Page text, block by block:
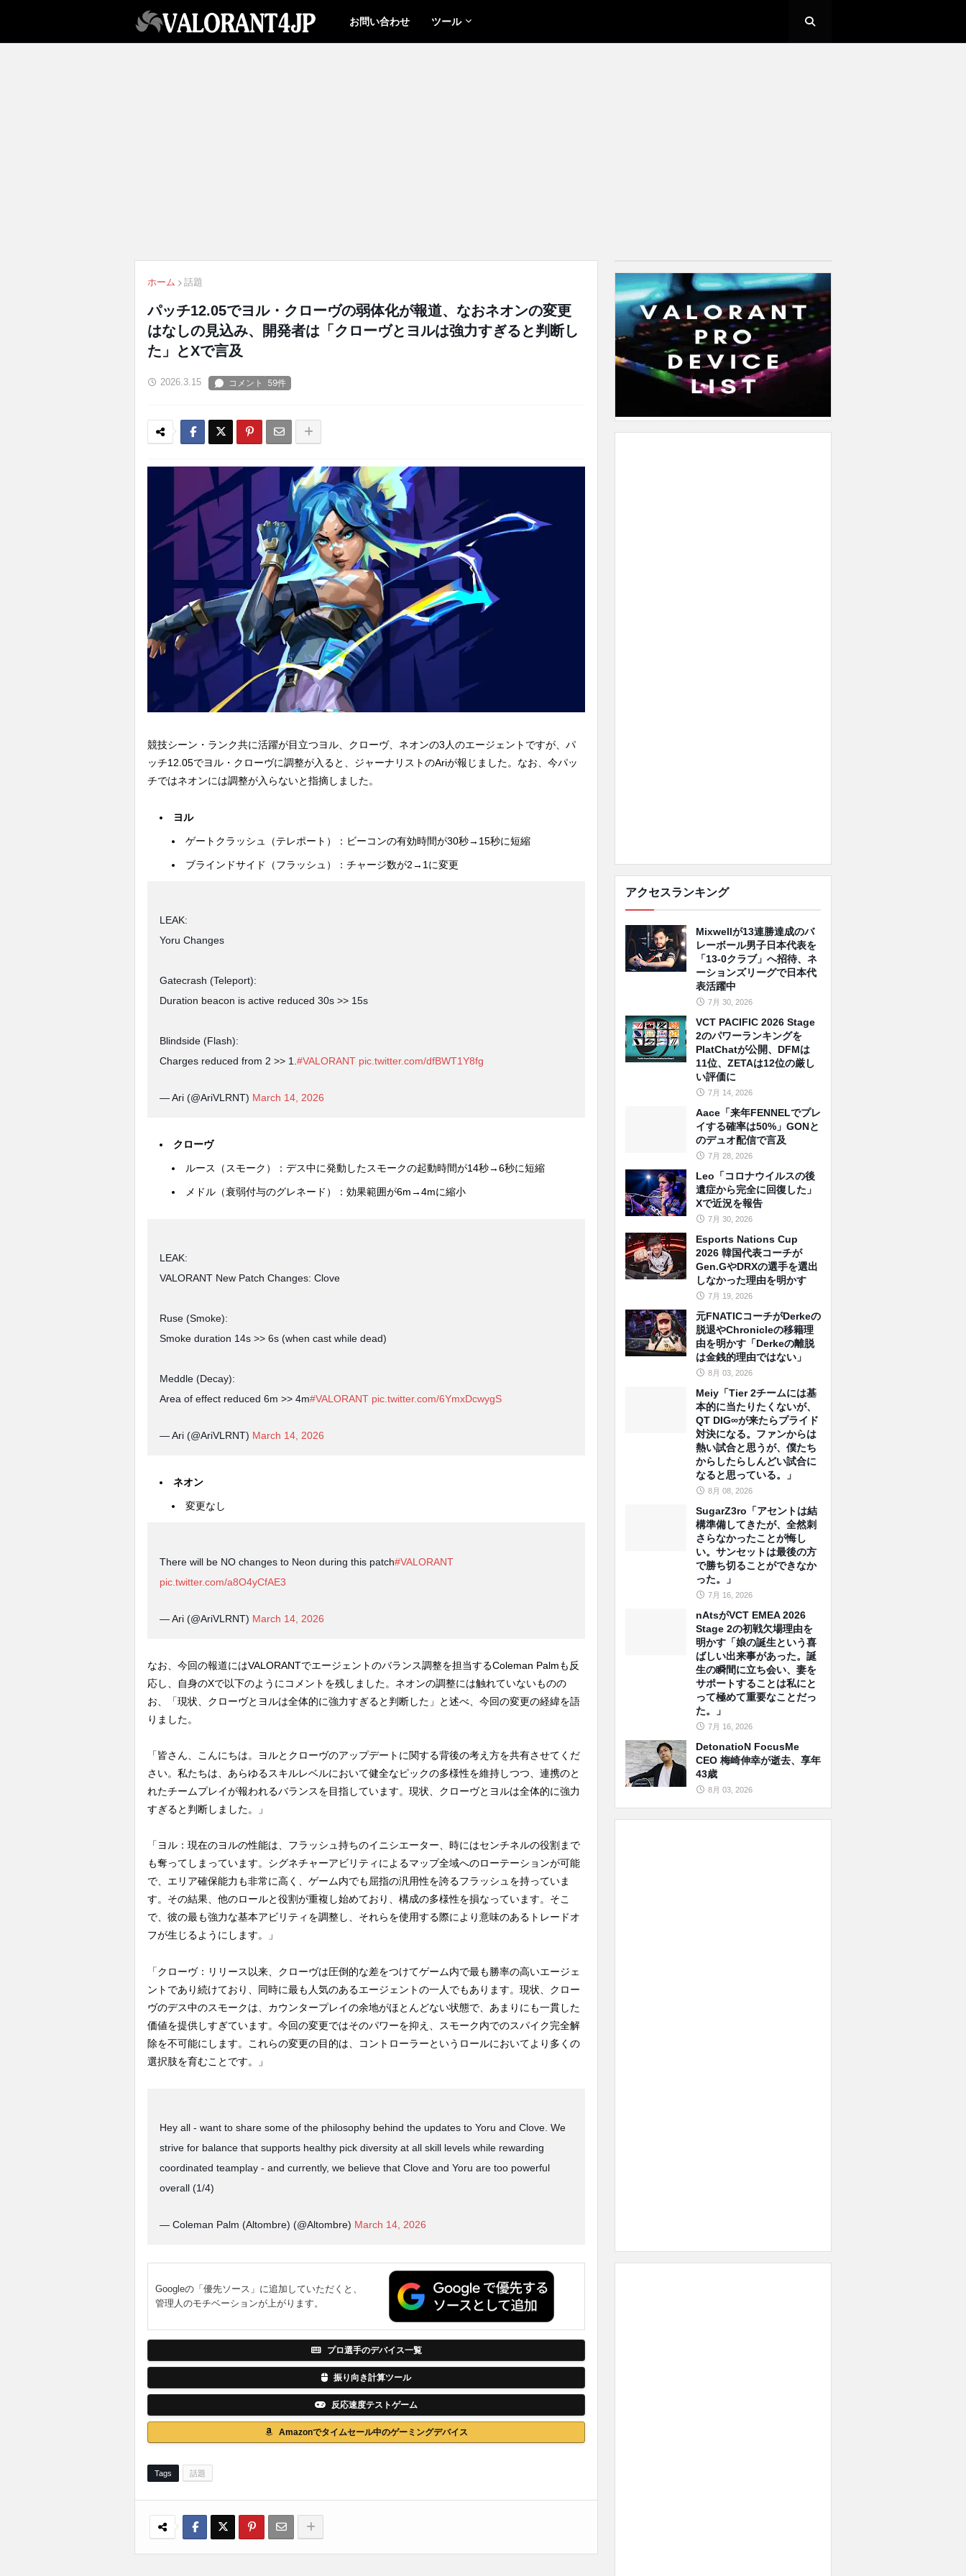
お問い合わせ ツール
ホーム 話題
パッチ12.05でヨル・クローヴの弱体化が報道、なおネオンの変更
はなしの見込み、開発者は「クローヴとヨルは強力すぎると判断し
た」とXで言及
2026.3.15
競技シーン・ランク共に活躍が目立つヨル、クローヴ、ネオンの3人のエージェントですが、パ
ッチ12.05でヨル・クローヴに調整が入ると、ジャーナリストのAriが報じました。なお、今パッ
チではネオンには調整が入らないと指摘しました。
ヨル
ゲートクラッシュ（テレポート）：ビーコンの有効時間が30秒→15秒に短縮
ブラインドサイド（フラッシュ）：チャージ数が2→1に変更
LEAK:
Yoru Changes
Gatecrash (Teleport):
Duration beacon is active reduced 30s >> 15s
Blindside (Flash):
Charges reduced from 2 >> 1. #VALORANT pic.twitter.com/dfBWT1Y8fg
— Ari (@AriVLRNT) March 14, 2026
クローヴ
ルース（スモーク）：デス中に発動したスモークの起動時間が14秒→6秒に短縮
メドル（衰弱付与のグレネード）：効果範囲が6m→4mに縮小
LEAK:
VALORANT New Patch Changes: Clove
Ruse (Smoke):
Smoke duration 14s >> 6s (when cast while dead)
Meddle (Decay):
Area of effect reduced 6m >> 4m#VALORANT pic.twitter.com/6YmxDcwygS
— Ari (@AriVLRNT) March 14, 2026
ネオン
変更なし
There will be NO changes to Neon during this patch#VALORANT
pic.twitter.com/a8O4yCfAE3
— Ari (@AriVLRNT) March 14, 2026
なお、今回の報道にはVALORANTでエージェントのバランス調整を担当するColeman Palmも反
応し、自身のXで以下のようにコメントを残しました。ネオンの調整には触れていないものの
お、「現状、クローヴとヨルは全体的に強力すぎると判断した」と述べ、今回の変更の経緯を語
りました。
「皆さん、こんにちは。ヨルとクローヴのアップデートに関する背後の考え方を共有させてくだ
さい。私たちは、あらゆるスキルレベルにおいて健全なピックの多様性を維持しつつ、連携のと
れたチームプレイが報われるバランスを目指しています。現状、クローヴとヨルは全体的に強力
すぎると判断しました。」
「ヨル：現在のヨルの性能は、フラッシュ持ちのイニシエーター、時にはセンチネルの役割まで
も奪ってしまっています。シグネチャーアビリティによるマップ全域へのローテーションが可能
で、エリア確保能力も非常に高く、ゲーム内でも屈指の汎用性を誇るフラッシュを持っていま
す。その結果、他のロールと役割が重複し始めており、構成の多様性を損なっています。そこ
で、彼の最も強力な基本アビリティを調整し、それらを使用する際により意味のあるトレードオ
フが生じるようにします。」
「クローヴ：リリース以来、クローヴは圧倒的な差をつけてゲーム内で最も勝率の高いエージェ
ントであり続けており、同時に最も人気のあるエージェントの一人でもあります。現状、クロー
ヴのデス中のスモークは、カウンタープレイの余地がほとんどない状態で、あまりにも一貫した
価値を提供しすぎています。今回の変更ではそのパワーを抑え、スモーク内でのスパイク完全解
除を不可能にします。これらの変更の目的は、コントローラーというロールにおいてより多くの
選択肢を育むことです。」
Hey all - want to share some of the philosophy behind the updates to Yoru and Clove. We
strive for balance that supports healthy pick diversity at all skill levels while rewarding
coordinated teamplay - and currently, we believe that Clove and Yoru are too powerful
overall (1/4)
— Coleman Palm (Altombre) (@Altombre) March 14, 2026
Googleの「優先ソース」に追加していただくと、
管理人のモチベーションが上がります。
プロ選手のデバイス一覧
振り向き計算ツール
反応速度テストゲーム
Amazonでタイムセール中のゲーミングデバイス
Tags 話題
アクセスランキング
Mixwellが13連勝達成のバ
レーボール男子日本代表を
「13-0クラブ」へ招待、ネ
ーションズリーグで日本代
表活躍中
7月 30, 2026
VCT PACIFIC 2026 Stage
2のパワーランキングを
PlatChatが公開、DFMは
11位、ZETAは12位の厳し
い評価に
7月 14, 2026
Aace「来年FENNELでプレ
イする確率は50%」GONと
のデュオ配信で言及
7月 28, 2026
Leo「コロナウイルスの後
遺症から完全に回復した」
Xで近況を報告
7月 30, 2026
Esports Nations Cup
2026 韓国代表コーチが
Gen.GやDRXの選手を選出
しなかった理由を明かす
7月 19, 2026
元FNATICコーチがDerkeの
脱退やChronicleの移籍理
由を明かす「Derkeの離脱
は金銭的理由ではない」
8月 03, 2026
Meiy「Tier 2チームには基
本的に当たりたくないが、
QT DIG∞が来たらプライド
対決になる。ファンからは
熱い試合と思うが、僕たち
からしたらしんどい試合に
なると思っている。」
8月 08, 2026
SugarZ3ro「アセントは結
構準備してきたが、全然刺
さらなかったことが悔し
い。サンセットは最後の方
で勝ち切ることができなか
った。」
7月 16, 2026
nAtsがVCT EMEA 2026
Stage 2の初戦欠場理由を
明かす「娘の誕生という喜
ばしい出来事があった。誕
生の瞬間に立ち会い、妻を
サポートすることは私にと
って極めて重要なことだっ
た。」
7月 16, 2026
DetonatioN FocusMe
CEO 梅崎伸幸が逝去、享年
43歳
8月 03, 2026